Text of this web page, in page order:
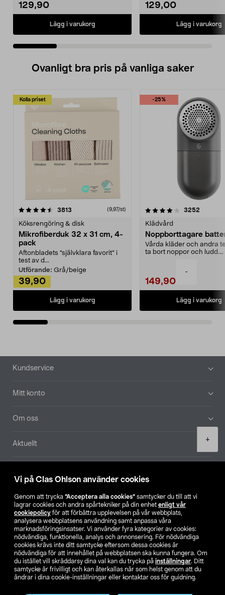
Vi på Clas Ohlson använder cookies
Genom att trycka ”Acceptera alla cookies” samtycker du till att vi
lagrar cookies och andra spårtekniker på din enhet enligt vår
cookiepolicy för att förbättra upplevelsen på vår webbplats,
analysera webbplatsens användning samt anpassa våra
marknadsföringsinsatser. Vi använder fyra kategorier av cookies:
nödvändiga, funktionella, analys och annonsering. För nödvändiga
cookies krävs inte ditt samtycke eftersom dessa cookies är
nödvändiga för att innehållet på webbplatsen ska kunna fungera. Om
du istället vill skräddarsy dina val kan du trycka på inställningar. Ditt
samtycke är frivilligt och kan återkallas när som helst genom att du
ändrar i dina cookie-inställningar eller kontaktar oss för guidning.
-
+
129,90
Lägg i varukorg
129,00
Lägg i varukorg
Ovanligt bra pris på vanliga saker
Kolla priset
3813 (9,97/st)
Köksrengöring & disk
Mikrofiberduk 32 x 31 cm, 4-
pack
Aftonbladets "självklara favorit” i
test av d...
Utförande: Grå/beige
39,90
Lägg i varukorg
-25%
4.0av 5 stjärnor 3252
Klädvård
Noppborttagare
Vårda kläder och andra
ta bort noppor och ludd.
149,90
Lägg i varukorg
4.5av 5 stjärnor
Sidfot
Kundservice
Mitt konto
Om oss
Aktuellt
Hitta butik
SE NO FI